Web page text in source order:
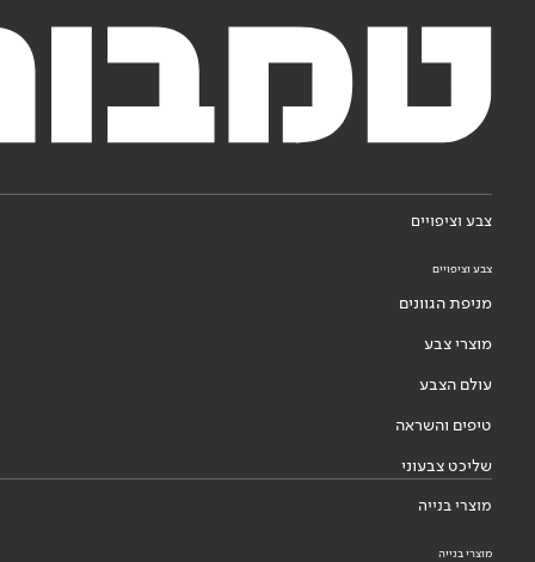
צבע וציפויים
צבע וציפויים
מניפת הגוונים
מוצרי צבע
עולם הצבע
טיפים והשראה
שליכט צבעוני
מוצרי בנייה
מוצרי בנייה